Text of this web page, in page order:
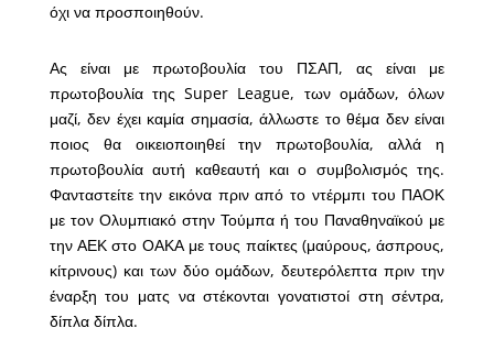
όχι να προσποιηθούν.
Ας είναι με πρωτοβουλία του ΠΣΑΠ, ας είναι με
πρωτοβουλία της Super League, των ομάδων, όλων
μαζί, δεν έχει καμία σημασία, άλλωστε το θέμα δεν είναι
ποιος θα οικειοποιηθεί την πρωτοβουλία, αλλά η
πρωτοβουλία αυτή καθεαυτή και ο συμβολισμός της.
Φανταστείτε την εικόνα πριν από το ντέρμπι του ΠΑΟΚ
με τον Ολυμπιακό στην Τούμπα ή του Παναθηναϊκού με
την ΑΕΚ στο ΟΑΚΑ με τους παίκτες (μαύρους, άσπρους,
κίτρινους) και των δύο ομάδων, δευτερόλεπτα πριν την
έναρξη του ματς να στέκονται γονατιστοί στη σέντρα,
δίπλα δίπλα.